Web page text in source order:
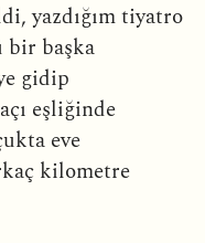
yazdığım tiyatro
bir başka
gidip
eşliğinde
eve
kilometre